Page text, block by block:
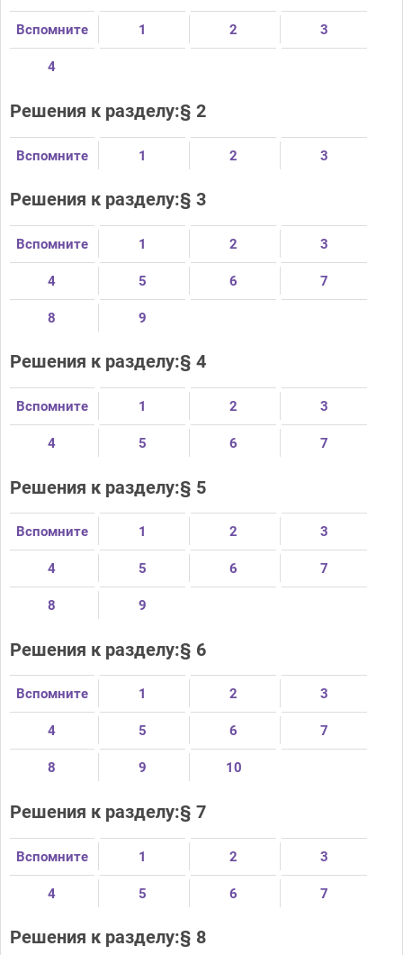
Вспомните 1 2 3
4
Решения к разделу:§ 2
Вспомните 1 2 3
Решения к разделу:§ 3
Вспомните 1 2 3
4 5 6 7
8 9
Решения к разделу:§ 4
Вспомните 1 2 3
4 5 6 7
Решения к разделу:§ 5
Вспомните 1 2 3
4 5 6 7
8 9
Решения к разделу:§ 6
Вспомните 1 2 3
4 5 6 7
8 9 10
Решения к разделу:§ 7
Вспомните 1 2 3
4 5 6 7
Решения к разделу:§ 8